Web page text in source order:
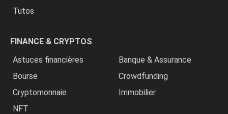
Tutos
FINANCE & CRYPTOS
Astuces financières
Banque & Assurance
Bourse
Crowdfunding
Cryptomonnaie
Immobilier
NFT